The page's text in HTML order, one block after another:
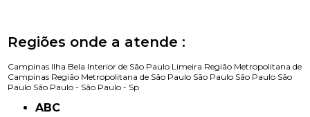
Regiões onde a atende :
Campinas Ilha Bela Interior de São Paulo Limeira Região Metropolitana de
Campinas Região Metropolitana de São Paulo São Paulo São Paulo São
Paulo São Paulo - São Paulo - Sp
ABC